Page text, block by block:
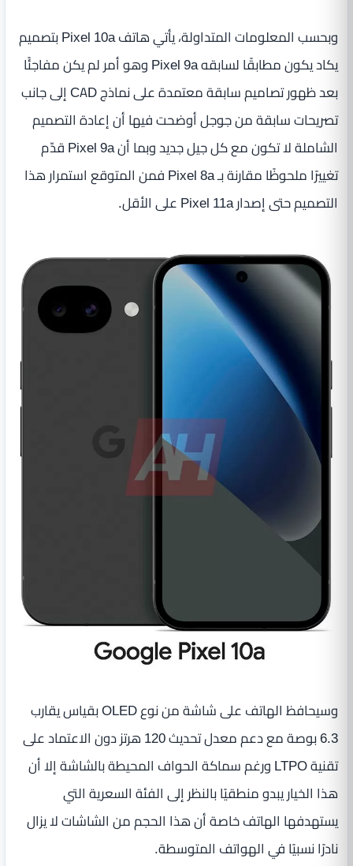
وبحسب المعلومات المتداولة، يأتي هاتف Pixel 10a بتصميم
يكاد يكون مطابقًا لسابقه Pixel 9a وهو أمر لم يكن مفاجئًا
بعد ظهور تصاميم سابقة معتمدة على نماذج CAD إلى جانب
تصريحات سابقة من جوجل أوضحت فيها أن إعادة التصميم
الشاملة لا تكون مع كل جيل جديد وبما أن Pixel 9a قدّم
تغييرًا ملحوظًا مقارنة بـ Pixel 8a فمن المتوقع استمرار هذا
التصميم حتى إصدار Pixel 11a على الأقل.
وسيحافظ الهاتف على شاشة من نوع OLED بقياس يقارب
6.3 بوصة مع دعم معدل تحديث 120 هرتز دون الاعتماد على
تقنية LTPO ورغم سماكة الحواف المحيطة بالشاشة إلا أن
هذا الخيار يبدو منطقيًا بالنظر إلى الفئة السعرية التي
يستهدفها الهاتف خاصة أن هذا الحجم من الشاشات لا يزال
نادرًا نسبيًا في الهواتف المتوسطة.